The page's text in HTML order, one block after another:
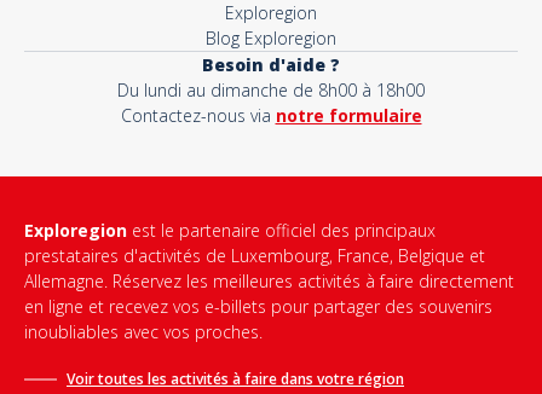
Exploregion
Blog Exploregion
Besoin d'aide ?
Du lundi au dimanche de 8h00 à 18h00
Contactez-nous via notre formulaire
Exploregion est le partenaire officiel des principaux
prestataires d'activités de Luxembourg, France, Belgique et
Allemagne. Réservez les meilleures activités à faire directement
en ligne et recevez vos e-billets pour partager des souvenirs
inoubliables avec vos proches.
Voir toutes les activités à faire dans votre région